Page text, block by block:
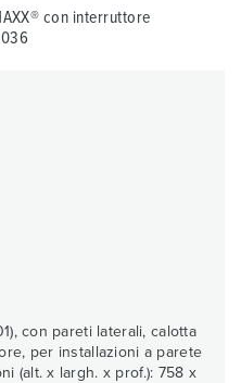
con interruttore
con pareti laterali, calotta
per installazioni a parete
(alt. x largh. x prof.): 758 x